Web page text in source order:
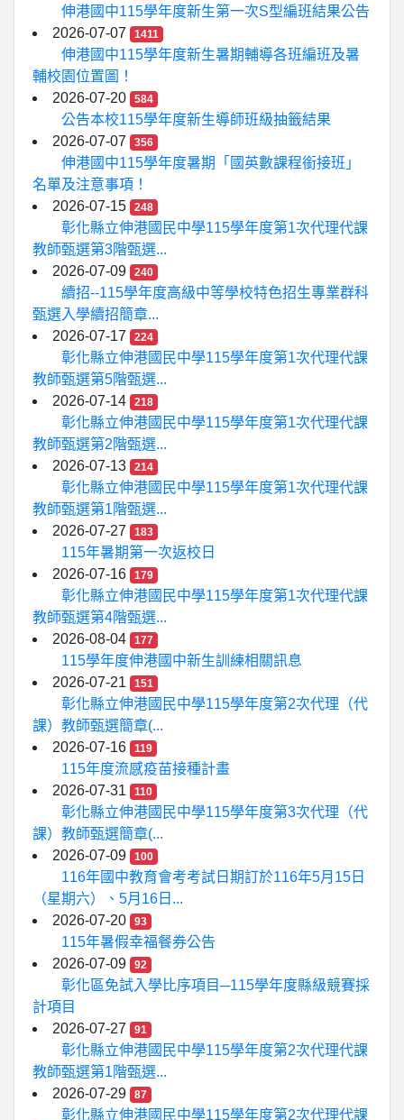
伸港國中115學年度新生第一次S型編班結果公告
2026-07-07
1411
伸港國中115學年度新生暑期輔導各班編班及暑
輔校園位置圖！
2026-07-20
584
公告本校115學年度新生導師班級抽籤結果
2026-07-07
356
伸港國中115學年度暑期「國英數課程銜接班」
名單及注意事項！
2026-07-15
248
彰化縣立伸港國民中學115學年度第1次代理代課
教師甄選第3階甄選...
2026-07-09
240
續招--115學年度高級中等學校特色招生專業群科
甄選入學續招簡章...
2026-07-17
224
彰化縣立伸港國民中學115學年度第1次代理代課
教師甄選第5階甄選...
2026-07-14
218
彰化縣立伸港國民中學115學年度第1次代理代課
教師甄選第2階甄選...
2026-07-13
214
彰化縣立伸港國民中學115學年度第1次代理代課
教師甄選第1階甄選...
2026-07-27
183
115年暑期第一次返校日
2026-07-16
179
彰化縣立伸港國民中學115學年度第1次代理代課
教師甄選第4階甄選...
2026-08-04
177
115學年度伸港國中新生訓練相關訊息
2026-07-21
151
彰化縣立伸港國民中學115學年度第2次代理（代
課）教師甄選簡章(...
2026-07-16
119
115年度流感疫苗接種計畫
2026-07-31
110
彰化縣立伸港國民中學115學年度第3次代理（代
課）教師甄選簡章(...
2026-07-09
100
116年國中教育會考考試日期訂於116年5月15日
（星期六）、5月16日...
2026-07-20
93
115年暑假幸福餐券公告
2026-07-09
92
彰化區免試入學比序項目─115學年度縣級競賽採
計項目
2026-07-27
91
彰化縣立伸港國民中學115學年度第2次代理代課
教師甄選第1階甄選...
2026-07-29
87
彰化縣立伸港國民中學115學年度第2次代理代課